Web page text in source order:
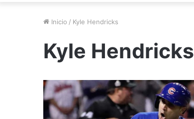
Inicio / Kyle Hendricks
Kyle Hendricks